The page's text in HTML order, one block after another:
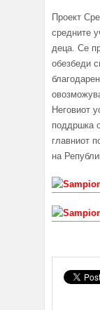
Проект
средните
деца. Се
обезбеди
Неговиот
поддршка
главниот
на